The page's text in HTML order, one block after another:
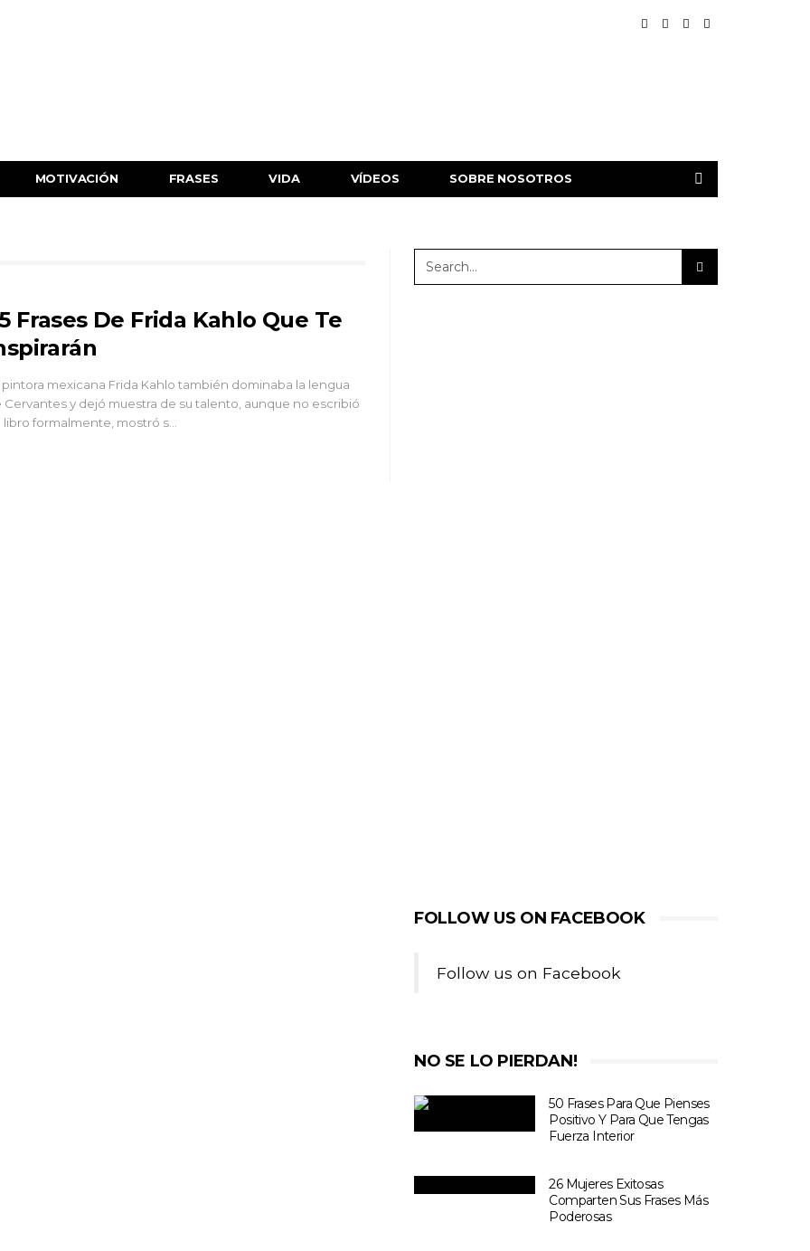
MOTIVACIÓN FRASES VIDA VÍDEOS SOBRE NOSOTROS
Frases De Frida Kahlo Que Te
pintora mexicana Frida Kahlo también dominaba la lengua
Cervantes y dejó muestra de su talento, aunque no escribió
libro formalmente, mostró s…
FOLLOW US ON FACEBOOK
Follow us on Facebook
NO SE LO PIERDAN!
50 Frases Para Que Pienses
Positivo Y Para Que Tengas
Fuerza Interior
26 Mujeres Exitosas
Comparten Sus Frases Más
Poderosas